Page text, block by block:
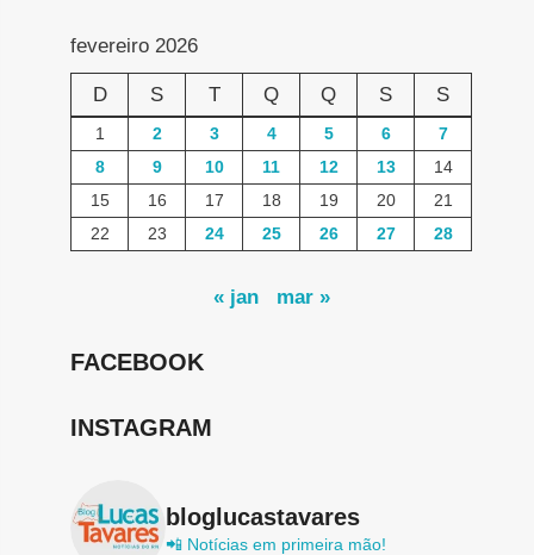
fevereiro 2026
D S T Q Q S S
1 2 3 4 5 6
7
8
9 10 11 12 13
14
15
16 17 18 19 20
21
22
23 24 25 26 27 28
« jan mar »
FACEBOOK
INSTAGRAM
bloglucastavares
📲 Notícias em primeira mão!